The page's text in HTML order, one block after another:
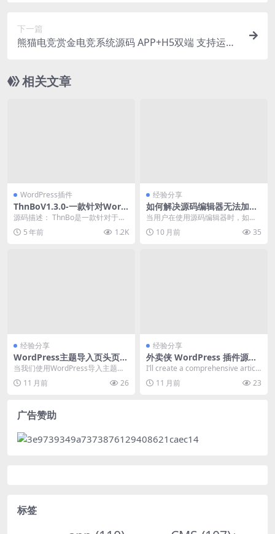
下一篇
熊猫电竞赏金电竞系统源码 APP+H5双端 支持运营
相关文章
WordPress插件
ThnBoV1.3.0-一款针对Word
Press开发的缩略图美化插件
源码描述： ThnBo是一款针对于W
ordPress开发的缩略图美化插件,它
极大...5 年前 1.2K
经验分享
如何解决源码编辑器无法加载
插件导致的功能缺失问题
当用户在使用源码编辑器时，如果
遇到插件无法加载的问题，可能会
导致部分功能无法正常...
10 月前 35
经验分享
WordPress主题导入页头页尾
不显示 故障排查与解决
当我们使用WordPress导入主题
时，如果遇到页头（header）和页
尾（fo...
11 月前 26
经验分享
外卖侠 WordPress 插件源码
分析及常见错误修复
I’ll create a comprehensive artic
l...
11 月前 23
广告赞助
标签